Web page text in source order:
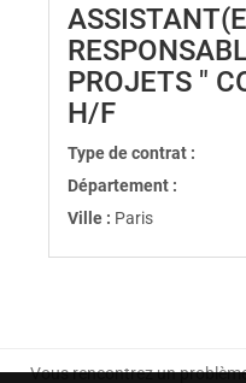
PROJETS "
H/F(Nouvelle
Type de contrat :
Département :
Ville : Paris
Vous rencontrez un